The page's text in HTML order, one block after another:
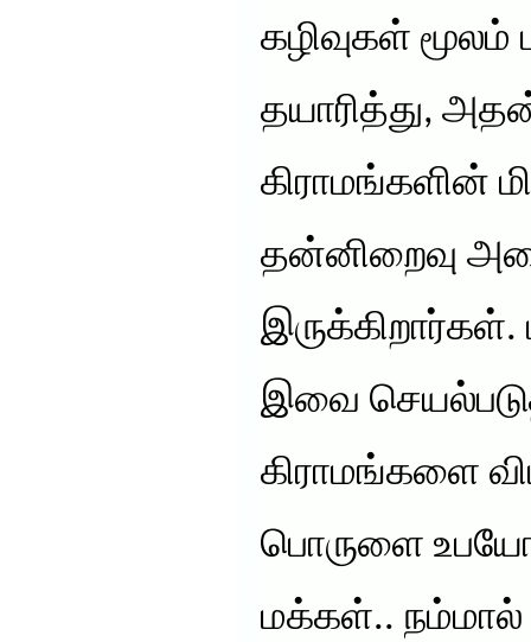
கழிவுகள் மூலம்
தயாரித்து,
கிராமங்களின்
தன்னிறைவு
இருக்கிறார்கள்.
இவை
கிராமங்களை
பொருளை
மக்கள்.. நம்மால்